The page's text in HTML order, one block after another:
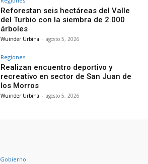
Reforestan seis hectáreas del Valle
del Turbio con la siembra de 2.000
árboles
Wuinder Urbina - agosto 5, 2026
Regiones
Realizan encuentro deportivo y
recreativo en sector de San Juan de
los Morros
Wuinder Urbina - agosto 5, 2026
Gobierno